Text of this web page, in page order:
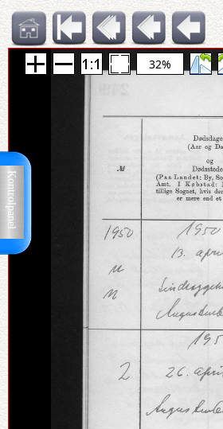
Kontrolpanel
32%